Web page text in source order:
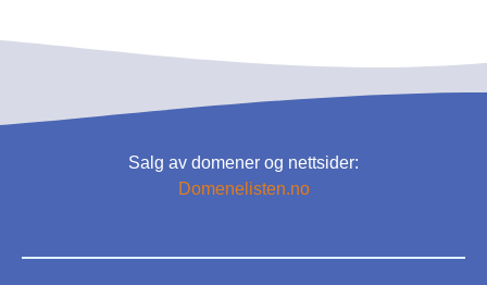
Salg av domener og nettsider:
Domenelisten.no